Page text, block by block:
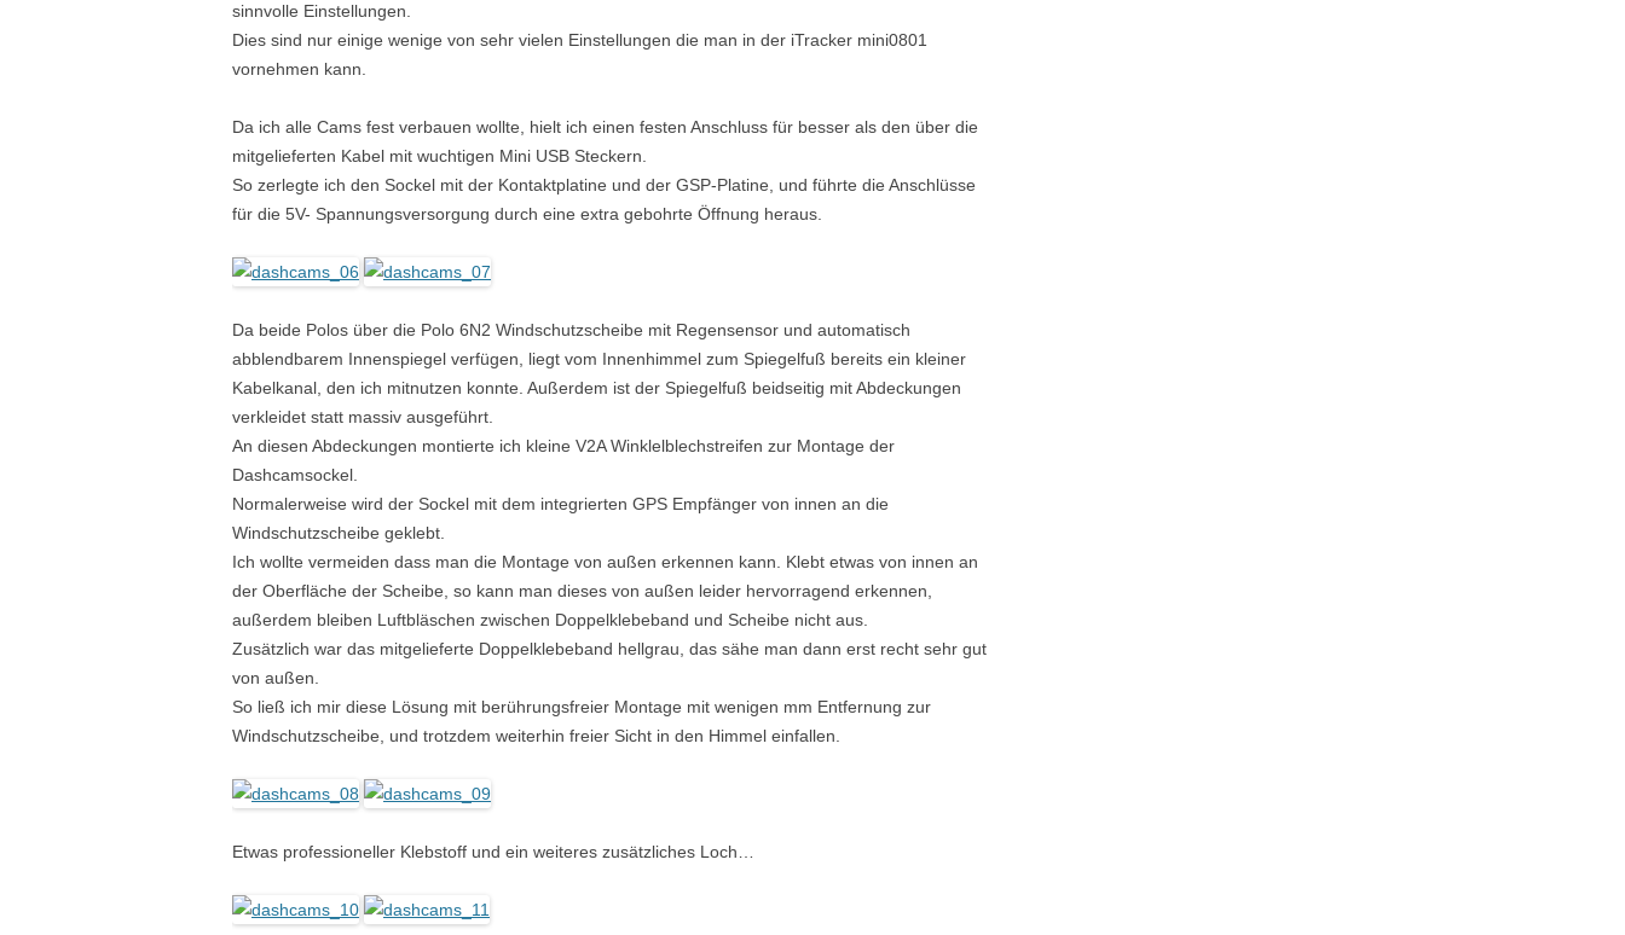
sinnvolle Einstellungen.
Dies sind nur einige wenige von sehr vielen Einstellungen die man in der iTracker mini0801
vornehmen kann.
Da ich alle Cams fest verbauen wollte, hielt ich einen festen Anschluss für besser als den über die
mitgelieferten Kabel mit wuchtigen Mini USB Steckern.
So zerlegte ich den Sockel mit der Kontaktplatine und der GSP-Platine, und führte die Anschlüsse
für die 5V- Spannungsversorgung durch eine extra gebohrte Öffnung heraus.
Da beide Polos über die Polo 6N2 Windschutzscheibe mit Regensensor und automatisch
abblendbarem Innenspiegel verfügen, liegt vom Innenhimmel zum Spiegelfuß bereits ein kleiner
Kabelkanal, den ich mitnutzen konnte. Außerdem ist der Spiegelfuß beidseitig mit Abdeckungen
verkleidet statt massiv ausgeführt.
An diesen Abdeckungen montierte ich kleine V2A Winklelblechstreifen zur Montage der
Dashcamsockel.
Normalerweise wird der Sockel mit dem integrierten GPS Empfänger von innen an die
Windschutzscheibe geklebt.
Ich wollte vermeiden dass man die Montage von außen erkennen kann. Klebt etwas von innen an
der Oberfläche der Scheibe, so kann man dieses von außen leider hervorragend erkennen,
außerdem bleiben Luftbläschen zwischen Doppelklebeband und Scheibe nicht aus.
Zusätzlich war das mitgelieferte Doppelklebeband hellgrau, das sähe man dann erst recht sehr gut
von außen.
So ließ ich mir diese Lösung mit berührungsfreier Montage mit wenigen mm Entfernung zur
Windschutzscheibe, und trotzdem weiterhin freier Sicht in den Himmel einfallen.
Etwas professioneller Klebstoff und ein weiteres zusätzliches Loch…